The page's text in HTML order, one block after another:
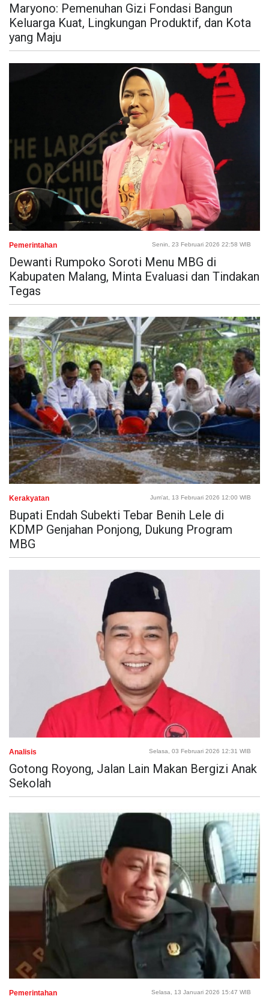
Maryono: Pemenuhan Gizi Fondasi Bangun
Keluarga Kuat, Lingkungan Produktif, dan Kota
yang Maju
Pemerintahan Senin, 23 Februari 2026 22:58 WIB
Dewanti Rumpoko Soroti Menu MBG di
Kabupaten Malang, Minta Evaluasi dan Tindakan
Tegas
Kerakyatan Jum'at, 13 Februari 2026 12:00 WIB
Bupati Endah Subekti Tebar Benih Lele di
KDMP Genjahan Ponjong, Dukung Program
MBG
Analisis Selasa, 03 Februari 2026 12:31 WIB
Gotong Royong, Jalan Lain Makan Bergizi Anak
Sekolah
Pemerintahan Selasa, 13 Januari 2026 15:47 WIB